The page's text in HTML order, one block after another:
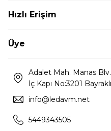
Hızlı Erişim
Üye
Adalet Mah. Manas
İç Kapı No:3201
info@ledavm.net
5449343505